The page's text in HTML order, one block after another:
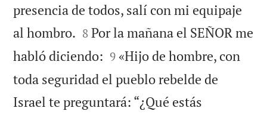
presencia de todos, salí con mi equipaje
al hombro. 

8 Por la mañana el SEÑOR me
habló diciendo: 

9 «Hijo de hombre, con
toda seguridad el pueblo rebelde de
Israel te preguntará: “¿Qué estás